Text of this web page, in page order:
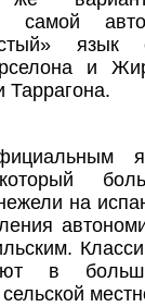
самой
язык
и
Таррагона.
который
на
в